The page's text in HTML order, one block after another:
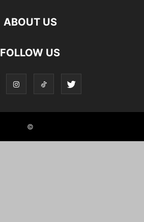
ABOUT US
FOLLOW US
©